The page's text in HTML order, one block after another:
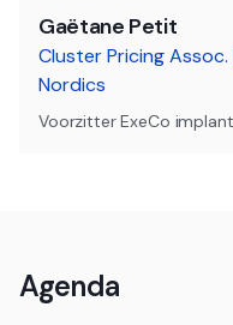
Gaëtane Petit
Cluster Pricing
Nordics
Voorzitter ExeCo
Agenda